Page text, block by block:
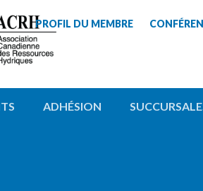
PROFIL DU MEMBRE
ADHÉSION